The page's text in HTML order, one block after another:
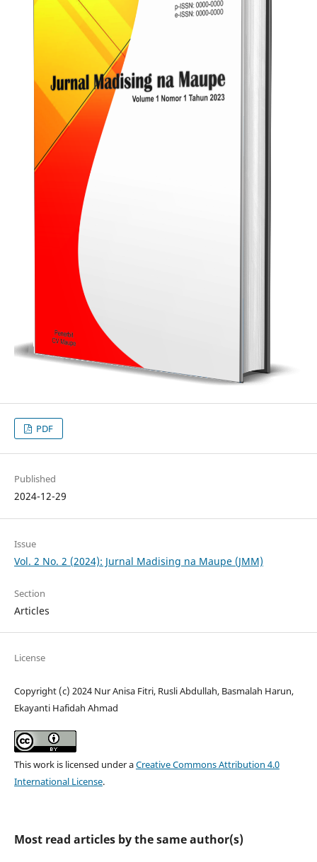
PDF
Published
2024-12-29
Issue
Vol. 2 No. 2 (2024): Jurnal Madising na Maupe (JMM)
Section
Articles
License
Copyright (c) 2024 Nur Anisa Fitri, Rusli Abdullah, Basmalah Harun,
Ekayanti Hafidah Ahmad
This work is licensed under aCreative Commons Attribution 4.0
International License.
Most read articles by the same author(s)